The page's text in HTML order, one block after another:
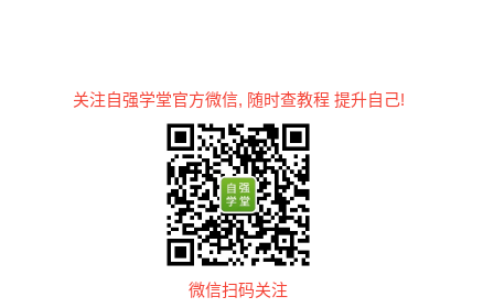
关注自强学堂官方微信, 随时查教程 提升自己!
微信扫码关注